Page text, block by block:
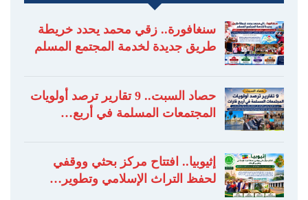
سنغافورة.. زقي محمد يحدد خريطة
طريق جديدة لخدمة المجتمع المسلم
حصاد السبت.. 9 تقارير ترصد أولويات
المجتمعات المسلمة في أربع…
إثيوبيا.. افتتاح مركز بحثي ووقفي
لحفظ التراث الإسلامي وتطوير…